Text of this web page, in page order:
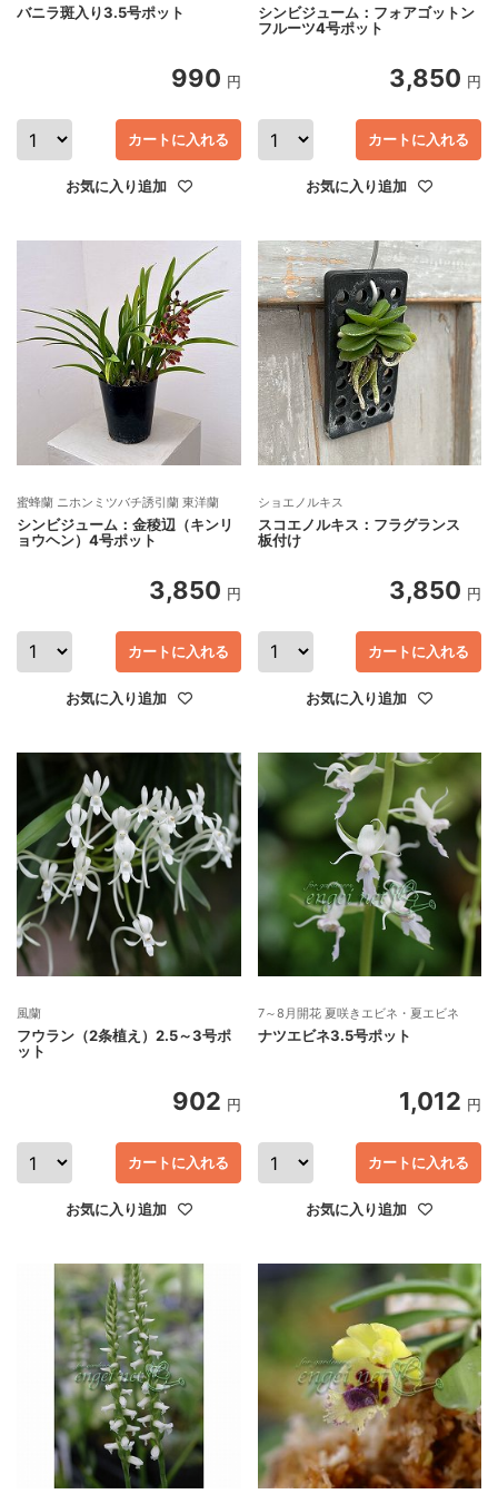
バニラ斑入り3.5号ポット
990 円
お気に入り追加
カートに入れる
シンビジューム：フォアゴットン
フルーツ4号ポット
3,850 円
お気に入り追加
カートに入れる
蜜蜂蘭 ニホンミツバチ誘引蘭 東洋蘭
シンビジューム：金稜辺（キンリ
ョウヘン）4号ポット
3,850 円
お気に入り追加
カートに入れる
ショエノルキス
スコエノルキス：フラグランス
板付け
3,850 円
お気に入り追加
カートに入れる
風蘭
フウラン（2条植え）2.5～3号ポ
ット
902 円
お気に入り追加
カートに入れる
7～8月開花 夏咲きエビネ・夏エビネ
ナツエビネ3.5号ポット
1,012 円
お気に入り追加
カートに入れる